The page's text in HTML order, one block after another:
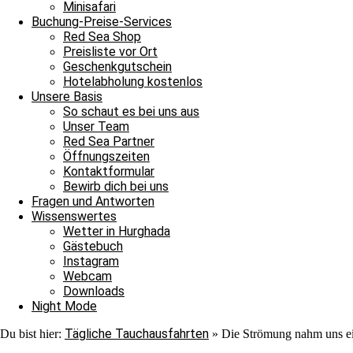
Minisafari
Buchung-Preise-Services
Red Sea Shop
Preisliste vor Ort
Geschenkgutschein
Hotelabholung kostenlos
Unsere Basis
So schaut es bei uns aus
Unser Team
Red Sea Partner
Öffnungszeiten
Kontaktformular
Bewirb dich bei uns
Fragen und Antworten
Wissenswertes
Wetter in Hurghada
Gästebuch
Instagram
Webcam
Downloads
Night Mode
Du bist hier: Tägliche Tauchausfahrten » Die Strömung nahm uns
Nach ihrer Show verließen auch sie uns ins Blau. Jedoch war auf
Adlerrochen entdecken, der in der Strömung stand, wie ein Fels in
ebenmäßig Marmoriert und wir konnten ihn von der Nähe
unter einem Stein saß. In unserem Sicherheitsstop begegnete uns
hinschauen sollten, machten wir uns überglücklich auf den Weg
als auch für die Neulinge, denn heute hat unsere Tauschfamilie
viel zu feiern, das heißt schnell auf zur Shaab Stella Bar, denn
Grüße von JJ, Sandra und Janina.
Ganztagesfahrt
Tauchplatz 1: Carlson’s Corner
Tauchplatz 2: Erg Somaya
Tauchplatz 3: Balena
An diesem wunderschönen Sonntagmorgen starteten wir unseren